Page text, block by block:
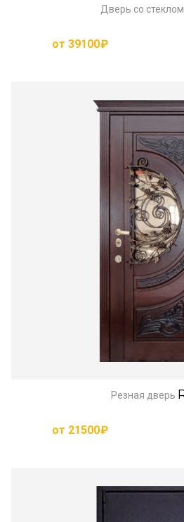
Дверь со стеклом
от 39100₽
Резная дверь
от 21500₽